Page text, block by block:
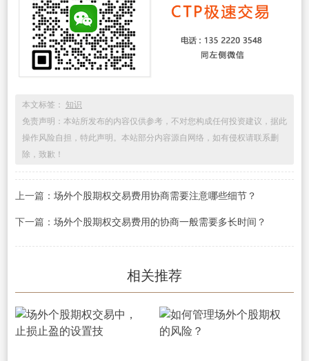
本文标签： 知识
免责声明：本站所发布的内容仅供参考，不对您构成任何投资建议，据此
操作风险自担，特此声明。本站部分内容源自网络，如有侵权请联系删
除，致歉！
上一篇： 场外个股期权交易费用协商需要注意哪些细节？
下一篇： 场外个股期权交易费用的协商一般需要多长时间？
相关推荐